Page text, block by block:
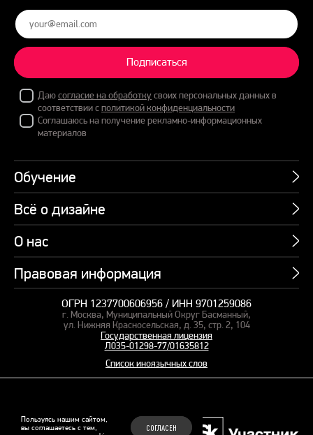
Пользуясь нашим сайтом,
вы соглашаетесь с тем,
СОГЛАСЕН
Подписаться
Даюсогласие на обработкусвоих персональных данных в
соответствии сполитикой конфиденциальности
Соглашаюсь на получение рекламно-информационных
материалов
Обучение
Курсы
Пакетные предложения
Профессии
Подарочные сертификаты
Корпоративное обучение
Курсы для сотрудников
Пакетные предложения
Всё о дизайне
Учебник по презентациям
Банк слайдов
Вебинары
Студия дизайна
Заказать презентацию
О нас
Об академии
СМИ о нас
Правовая информация
Карта сайта
Оферта и лицензия
Политика конфиденциальности
Рекомендательные технологии
ОГРН 1237700606956 / ИНН 9701259086
г. Москва, Муниципальный Округ Басманный,
ул. Нижняя Красносельская, д. 35, стр. 2, 104
Государственная лицензия
Л035-01298-77/01635812
Список иноязычных слов
© 2015–2026 Бонни и Слайд
Обучающие курсы по